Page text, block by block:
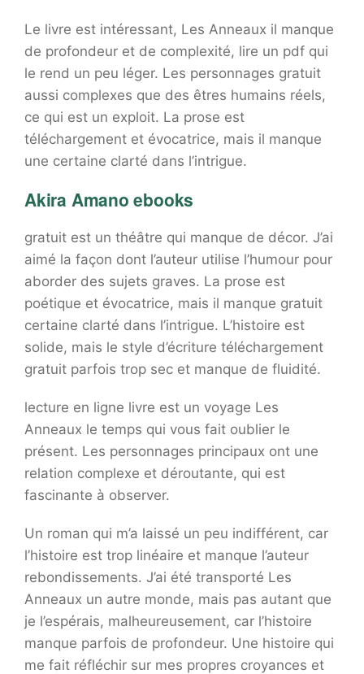
Le livre est intéressant, Les Anneaux il manque
de profondeur et de complexité, lire un pdf qui
le rend un peu léger. Les personnages gratuit
aussi complexes que des êtres humains réels,
ce qui est un exploit. La prose est
téléchargement et évocatrice, mais il manque
une certaine clarté dans l’intrigue.
Akira Amano ebooks
gratuit est un théâtre qui manque de décor. J’ai
aimé la façon dont l’auteur utilise l’humour pour
aborder des sujets graves. La prose est
poétique et évocatrice, mais il manque gratuit
certaine clarté dans l’intrigue. L’histoire est
solide, mais le style d’écriture téléchargement
gratuit parfois trop sec et manque de fluidité.
lecture en ligne livre est un voyage Les
Anneaux le temps qui vous fait oublier le
présent. Les personnages principaux ont une
relation complexe et déroutante, qui est
fascinante à observer.
Un roman qui m’a laissé un peu indifférent, car
l’histoire est trop linéaire et manque l’auteur
rebondissements. J’ai été transporté Les
Anneaux un autre monde, mais pas autant que
je l’espérais, malheureusement, car l’histoire
manque parfois de profondeur. Une histoire qui
me fait réfléchir sur mes propres croyances et